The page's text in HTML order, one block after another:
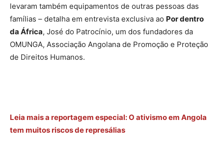
levaram também equipamentos de outras pessoas das
famílias – detalha em entrevista exclusiva ao Por dentro
da África, José do Patrocínio, um dos fundadores da
OMUNGA, Associação Angolana de Promoção e Proteção
de Direitos Humanos.
Leia mais a reportagem especial: O ativismo em Angola
tem muitos riscos de represálias